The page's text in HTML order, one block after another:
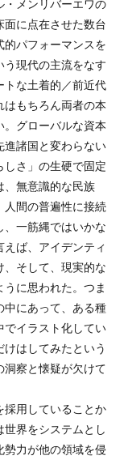
・メンリバーエワの
に点在させた数台
パフォーマンスを
現代の主流をなす
トな土着的／前近代
はもちろん両者の本
グローバルな資本
進諸国と変わらない
さ」の生硬で固定
、無意識的な民族
人間の普遍性に接続
、一筋縄ではいかな
ば、アイデンティ
、そして、現実的な
に思われた。つま
中にあって、ある種
でイラスト化してい
はしてみたという
洞察と懐疑が欠けて
採用していることか
界をシステムとし
勢力が他の領域を侵